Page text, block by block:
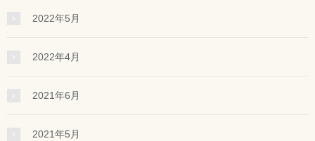
2022年5月
2022年4月
2021年6月
2021年5月